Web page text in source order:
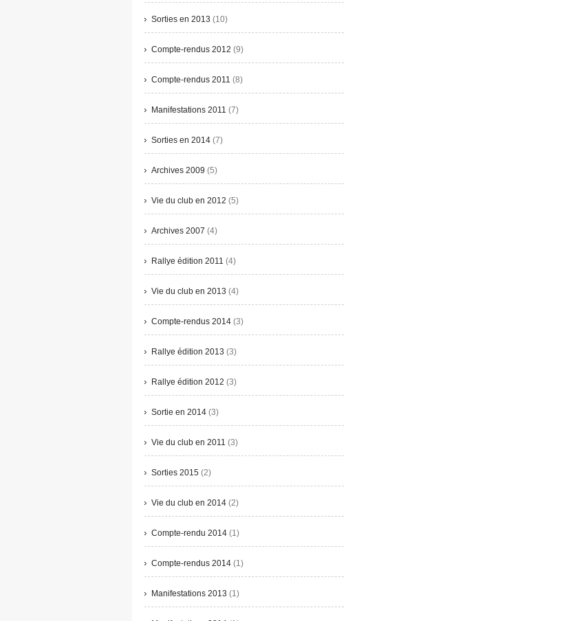
Sorties en 2013 (10)
Compte-rendus 2012 (9)
Compte-rendus 2011 (8)
Manifestations 2011 (7)
Sorties en 2014 (7)
Archives 2009 (5)
Vie du club en 2012 (5)
Archives 2007 (4)
Rallye édition 2011 (4)
Vie du club en 2013 (4)
Compte-rendus 2014 (3)
Rallye édition 2013 (3)
Rallye édition 2012 (3)
Sortie en 2014 (3)
Vie du club en 2011 (3)
Sorties 2015 (2)
Vie du club en 2014 (2)
Compte-rendu 2014 (1)
Compte-rendus 2014 (1)
Manifestations 2013 (1)